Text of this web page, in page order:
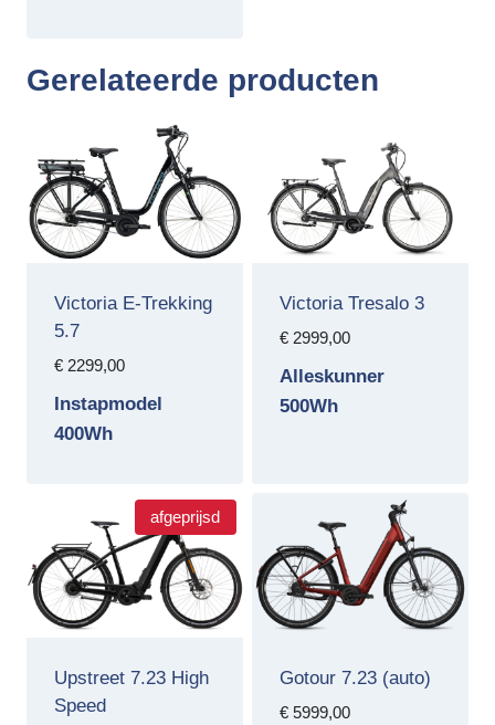
Gerelateerde producten
Victoria E-Trekking
5.7
€2299,00
Instapmodel
400Wh
Victoria Tresalo 3
€2999,00
Alleskunner
500Wh
afgeprijsd
Upstreet 7.23 High
Speed
Gotour 7.23 (auto)
€5999,00